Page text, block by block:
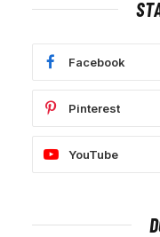
Facebook
Pinterest
YouTube